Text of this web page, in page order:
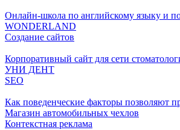
Онлайн-школа по английскому языку и
WONDERLAND
Создание сайтов
Корпоративный сайт для сети
УНИ ДЕНТ
SEO
Как поведенческие факторы позволяют
Магазин автомобильных чехлов
Контекстная реклама